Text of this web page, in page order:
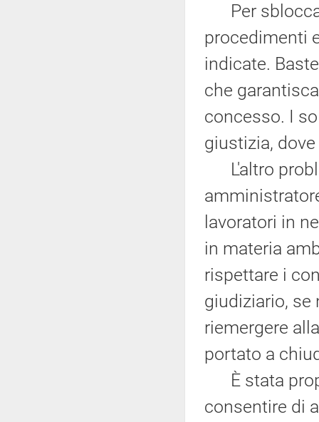
Per
procedimenti
indicate.
che
concesso. I
giustizia,
L'altro
lavoratori in
in materia
rispettare i
giudiziario, se
riemergere
portato a
È stata
consentire di